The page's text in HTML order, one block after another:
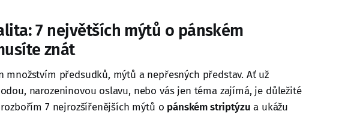
7 největších mýtů o pánském
znát
množstvím předsudků, mýtů a nepřesných představ. Ať už
narozeninovou oslavu, nebo vás jen téma zajímá, je důležité
7 nejrozšířenějších mýtů o pánském striptýzu a ukážu